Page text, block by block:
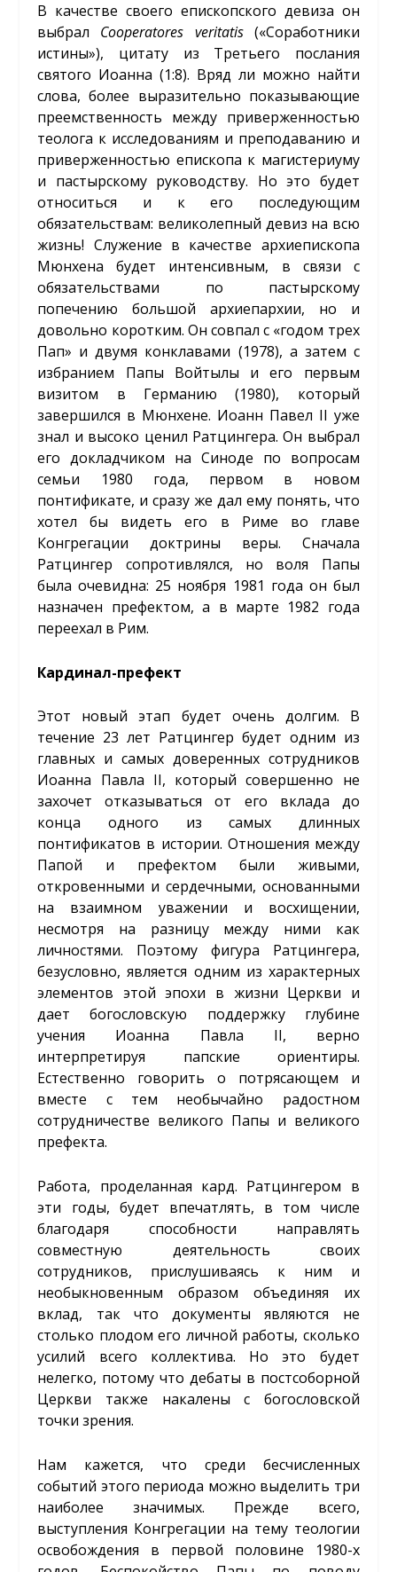
В качестве своего епископского девиза он
выбрал Cooperatores veritatis(«Соработники
истины»), цитату из Третьего послания
святого Иоанна (1:8). Вряд ли можно найти
слова, более выразительно показывающие
преемственность между приверженностью
теолога к исследованиям и преподаванию и
приверженностью епископа к магистериуму
и пастырскому руководству. Но это будет
относиться и к его последующим
обязательствам: великолепный девиз на всю
жизнь! Служение в качестве архиепископа
Мюнхена будет интенсивным, в связи с
обязательствами по пастырскому
попечению большой архиепархии, но и
довольно коротким. Он совпал с «годом трех
Пап» и двумя конклавами (1978), а затем с
избранием Папы Войтылы и его первым
визитом в Германию (1980), который
завершился в Мюнхене. Иоанн Павел II уже
знал и высоко ценил Ратцингера. Он выбрал
его докладчиком на Синоде по вопросам
семьи 1980 года, первом в новом
понтификате, и сразу же дал ему понять, что
хотел бы видеть его в Риме во главе
Конгрегации доктрины веры. Сначала
Ратцингер сопротивлялся, но воля Папы
была очевидна: 25 ноября 1981 года он был
назначен префектом, а в марте 1982 года
переехал в Рим.
Кардинал-префект
Этот новый этап будет очень долгим. В
течение 23 лет Ратцингер будет одним из
главных и самых доверенных сотрудников
Иоанна Павла II, который совершенно не
захочет отказываться от его вклада до
конца одного из самых длинных
понтификатов в истории. Отношения между
Папой и префектом были живыми,
откровенными и сердечными, основанными
на взаимном уважении и восхищении,
несмотря на разницу между ними как
личностями. Поэтому фигура Ратцингера,
безусловно, является одним из характерных
элементов этой эпохи в жизни Церкви и
дает богословскую поддержку глубине
учения Иоанна Павла II, верно
интерпретируя папские ориентиры.
Естественно говорить о потрясающем и
вместе с тем необычайно радостном
сотрудничестве великого Папы и великого
префекта.
Работа, проделанная кард. Ратцингером в
эти годы, будет впечатлять, в том числе
благодаря способности направлять
совместную деятельность своих
сотрудников, прислушиваясь к ним и
необыкновенным образом объединяя их
вклад, так что документы являются не
столько плодом его личной работы, сколько
усилий всего коллектива. Но это будет
нелегко, потому что дебаты в постсоборной
Церкви также накалены с богословской
точки зрения.
Нам кажется, что среди бесчисленных
событий этого периода можно выделить три
наиболее значимых. Прежде всего,
выступления Конгрегации на тему теологии
освобождения в первой половине 1980-х